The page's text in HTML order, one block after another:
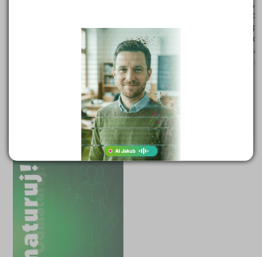
Všeobecný přehled a základy práva -mezinárodní organizace,
politický zeměpis, mezinárodní politika, politické strany,
práva, teorie státu, ústavní právo, občanské právo, pracovní
obchodní právo, trestní právo. Učebnice je jedinečnou
určenou uchazečům o studium na právnických fakultách,
teoretické shrnutí problematiky +200 testových otázek z
přijímacích zkoušek s řešením.
(běžná cena 399 Kč)
OBJEDNAT
Skladem (doručení do tří dnů)